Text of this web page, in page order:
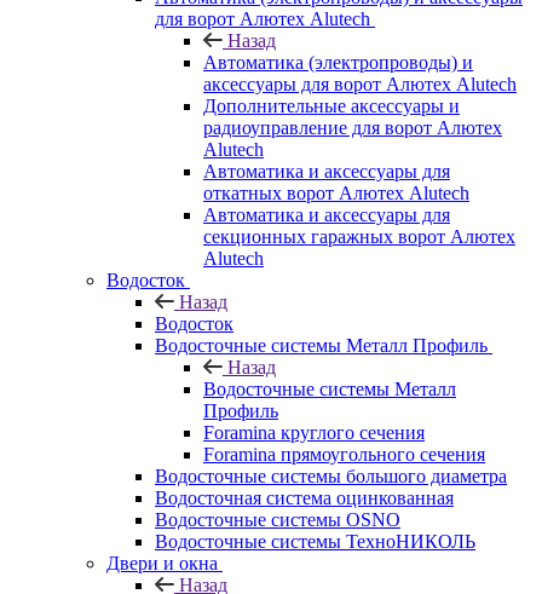
для ворот Алютех Alutech
Назад
Автоматика (электропроводы) и
аксессуары для ворот Алютех Alutech
Дополнительные аксессуары и
радиоуправление для ворот Алютех
Alutech
Автоматика и аксессуары для
откатных ворот Алютех Alutech
Автоматика и аксессуары для
секционных гаражных ворот Алютех
Alutech
Водосток
Назад
Водосток
Водосточные системы Металл Профиль
Назад
Водосточные системы Металл
Профиль
Foramina круглого сечения
Foramina прямоугольного сечения
Водосточные системы большого диаметра
Водосточная система оцинкованная
Водосточные системы OSNO
Водосточные системы ТехноНИКОЛЬ
Двери и окна
Назад